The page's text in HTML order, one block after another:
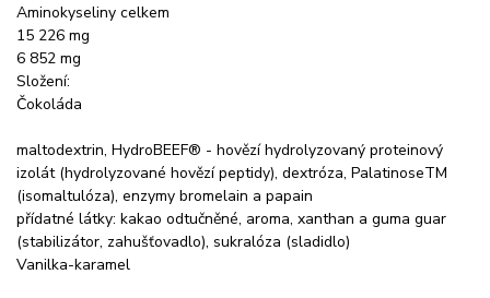
Aminokyseliny celkem
15 226 mg
6 852 mg
Složení:
Čokoláda
maltodextrin, HydroBEEF® - hovězí hydrolyzovaný proteinový
izolát (hydrolyzované hovězí peptidy), dextróza, PalatinoseTM
(isomaltulóza), enzymy bromelain a papain
přídatné látky: kakao odtučněné, aroma, xanthan a guma guar
(stabilizátor, zahušťovadlo), sukralóza (sladidlo)
Vanilka-karamel